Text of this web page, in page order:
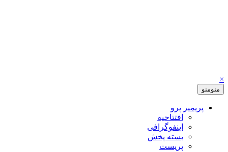
×
منومنو
پریمیر پرو
افتتاحیه
اینفوگرافی
بسته پخش
پریست